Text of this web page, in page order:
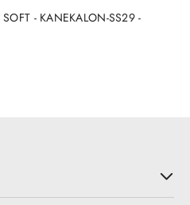
- KANEKALON-SS29 -